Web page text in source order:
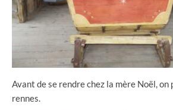
Avant de se rendre chez la mère Noël, on
rennes.